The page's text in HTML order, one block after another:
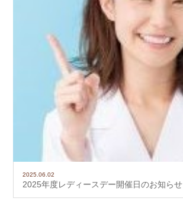
2025.06.02
2025年度レディースデー開催日のお知らせ